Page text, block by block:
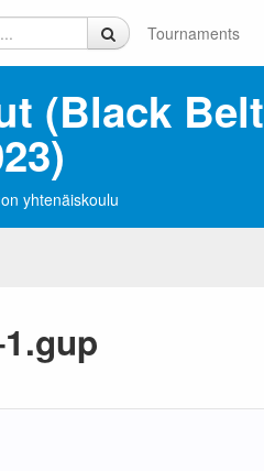
Tournaments
(Black Belt
yhtenäiskoulu